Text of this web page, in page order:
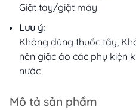
Giặt tay/giặt máy
Lưu ý:
Không dùng thuốc tẩy,
nên giặc áo các phụ kiện
nước
Mô tả sản phẩm